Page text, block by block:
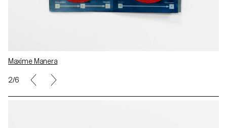
Maxime Manera
2/6